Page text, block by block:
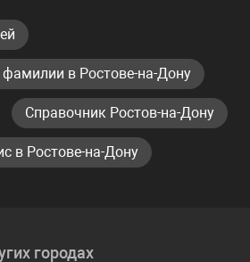
в Ростове-на-Дону
Справочник Ростов-на-Дону
в Ростове-на-Дону
городах